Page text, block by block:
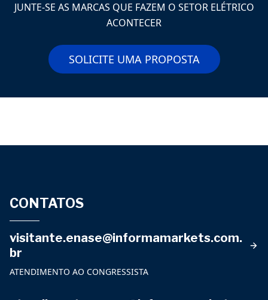
JUNTE-SE AS MARCAS QUE FAZEM O SETOR ELÉTRICO
ACONTECER
SOLICITE UMA PROPOSTA
CONTATOS
visitante.enase@informamarkets.com.
br
ATENDIMENTO AO CONGRESSISTA